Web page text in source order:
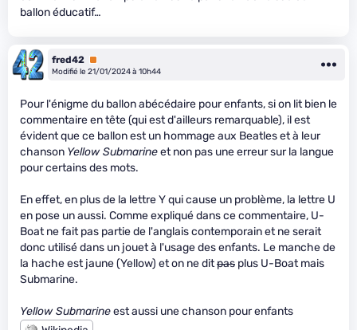
ballon éducatif…
fred42 Premium
Modifié le 21/01/2024 à 10h44
Pour l'énigme du ballon abécédaire pour enfants, si on lit bien le
commentaire en tête (qui est d'ailleurs remarquable), il est
évident que ce ballon est un hommage aux Beatles et à leur
chanson Yellow Submarineet non pas une erreur sur la langue
pour certains des mots.
En effet, en plus de la lettre Y qui cause un problème, la lettre U
en pose un aussi. Comme expliqué dans ce commentaire, U-
Boat ne fait pas partie de l'anglais contemporain et ne serait
donc utilisé dans un jouet à l'usage des enfants. Le manche de
la hache est jaune (Yellow) et on ne ditpas plus U-Boat mais
Submarine.
Yellow Submarineest aussi une chanson pour enfants